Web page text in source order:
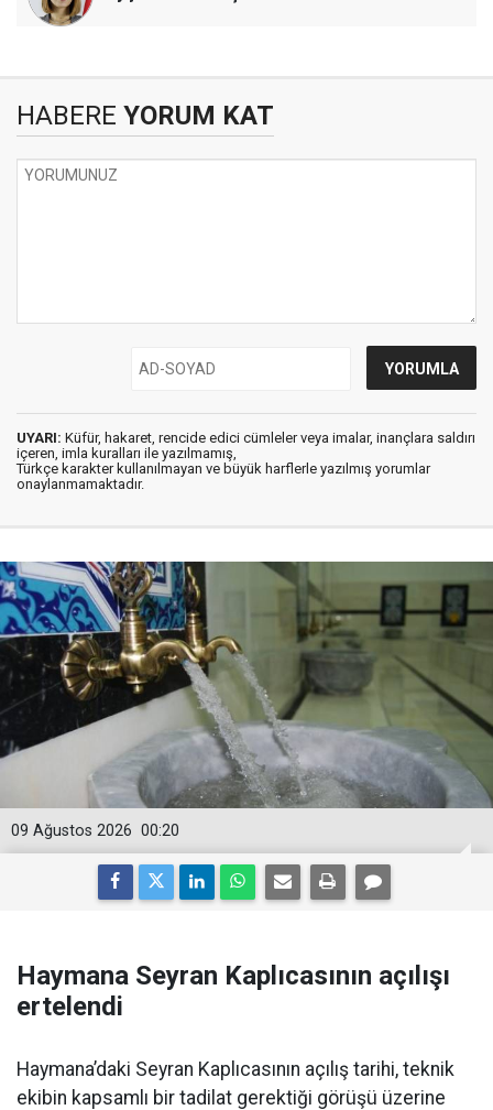
HABERE YORUM KAT
UYARI: Küfür, hakaret, rencide edici cümleler veya imalar, inançlara saldırı
içeren, imla kuralları ile yazılmamış,
Türkçe karakter kullanılmayan ve büyük harflerle yazılmış yorumlar
onaylanmamaktadır.
00:20
09 Ağustos 2026
Haymana Seyran Kaplıcasının açılışı
ertelendi
Haymana’daki Seyran Kaplıcasının açılış tarihi, teknik
ekibin kapsamlı bir tadilat gerektiği görüşü üzerine